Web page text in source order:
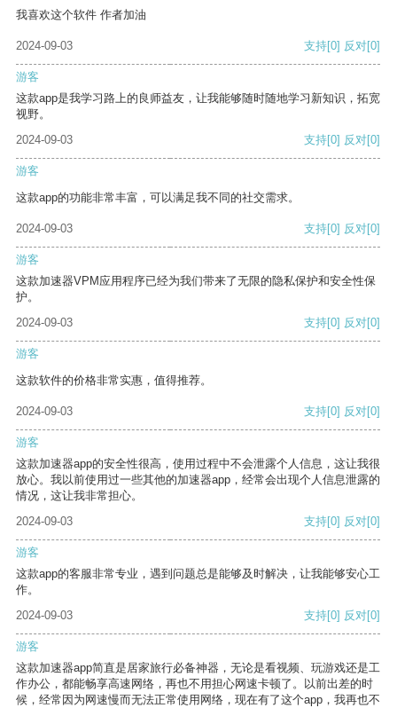
我喜欢这个软件 作者加油
2024-09-03 支持[0] 反对[0]
游客
这款app是我学习路上的良师益友，让我能够随时随地学习新知识，拓宽
视野。
2024-09-03
支持[0] 反对[0]
游客
这款app的功能非常丰富，可以满足我不同的社交需求。
2024-09-03 支持[0] 反对[0]
游客
这款加速器VPM应用程序已经为我们带来了无限的隐私保护和安全性保
护。
2024-09-03
支持[0] 反对[0]
游客
这款软件的价格非常实惠，值得推荐。
2024-09-03 支持[0] 反对[0]
游客
这款加速器app的安全性很高，使用过程中不会泄露个人信息，这让我很
放心。我以前使用过一些其他的加速器app，经常会出现个人信息泄露的
情况，这让我非常担心。
2024-09-03
支持[0] 反对[0]
游客
这款app的客服非常专业，遇到问题总是能够及时解决，让我能够安心工
作。
2024-09-03
支持[0] 反对[0]
游客
这款加速器app简直是居家旅行必备神器，无论是看视频、玩游戏还是工
作办公，都能畅享高速网络，再也不用担心网速卡顿了。以前出差的时
候，经常因为网速慢而无法正常使用网络，现在有了这个app，我再也不